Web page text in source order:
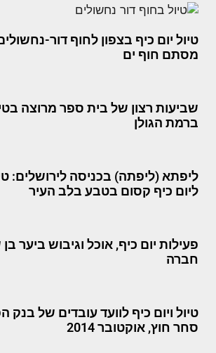
טיול יום כיף בצפון לחוף דור-
מסתם חוף ים
שביעות רצון של בית ספר מרוצה
ברמת הגולן
ליפתא (ליפתה) בכניסה לירושלים:
ליום כיף קסום בטבע בלב העיר
פעילות יום כיף, אוכל וגיבוש ביער
חברה
טיול ויום כיף לוועד עובדים של בנק
סחר חוץ, אוקטובר 2014